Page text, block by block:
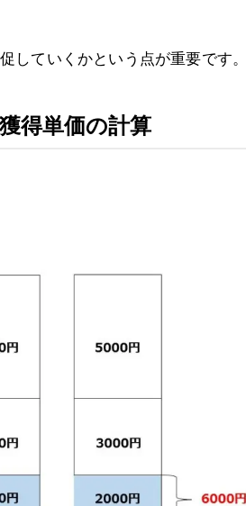
していくかという点が重要です。
得単価の計算